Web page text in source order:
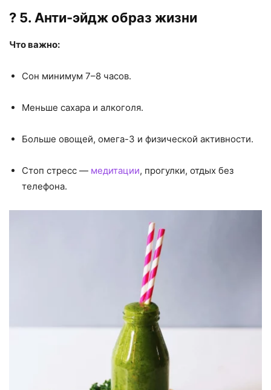
? 5. Анти-эйдж образ жизни
Что важно:
Сон минимум 7–8 часов.
Меньше сахара и алкоголя.
Больше овощей, омега-3 и физической активности.
Стоп стресс — медитации, прогулки, отдых без
телефона.